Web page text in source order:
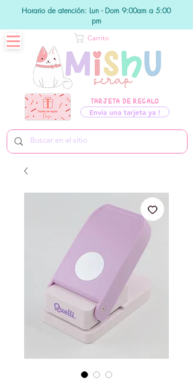
Horario de atención: Lun - Dom 9:00am a 5:00
pm
TARJETA DE REGALO
Envía una tarjeta ya !
Carrito